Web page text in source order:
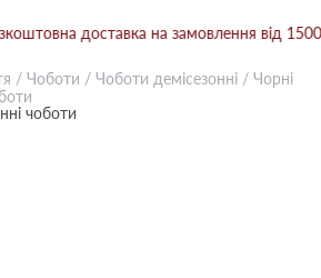
доставка на замовлення від 1500
/ Чоботи / Чоботи демісезонні / Чорні
чоботи